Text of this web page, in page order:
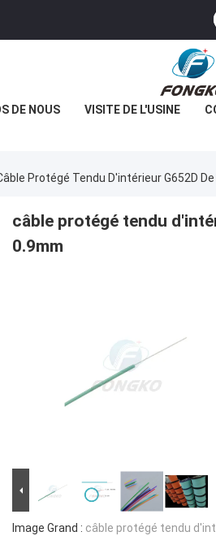
DE NOUS VISITE DE L'USINE
Protégé Tendu D'intérieur G652D
câble protégé tendu
0.9mm
Image Grand : câble protégé tendu